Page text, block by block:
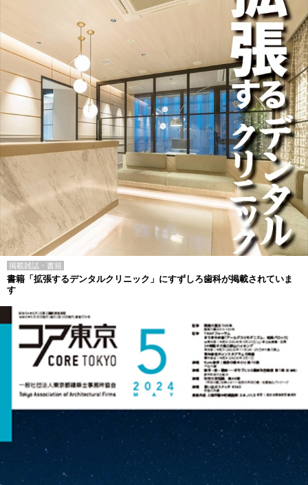
掲載雑誌・書籍
書籍「拡張するデンタルクリニック」にすずしろ歯科が掲載されていま
す